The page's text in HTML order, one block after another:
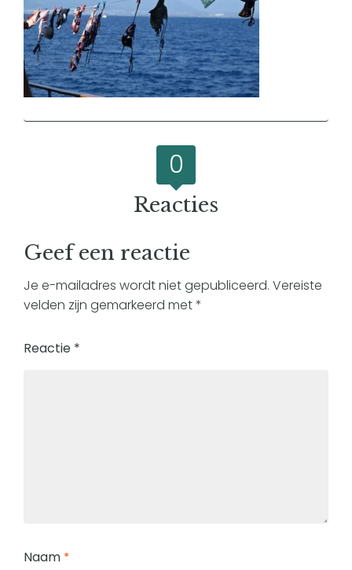
0
Reacties
Geef een reactie
Je e-mailadres wordt niet gepubliceerd. Vereiste
velden zijn gemarkeerd met*
Reactie *
Naam *